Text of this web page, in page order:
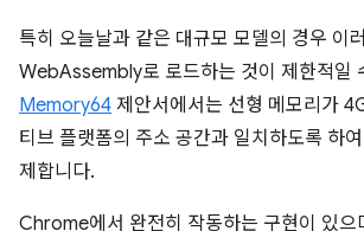
특히 오늘날과 같은 대규모 모델의 경우 이
WebAssembly로 로드하는 것이 제한적일
Memory64 제안서에서는 선형 메모리가
티브 플랫폼의 주소 공간과 일치하도록 하
제합니다.
Chrome에서 완전히 작동하는 구현이 있으